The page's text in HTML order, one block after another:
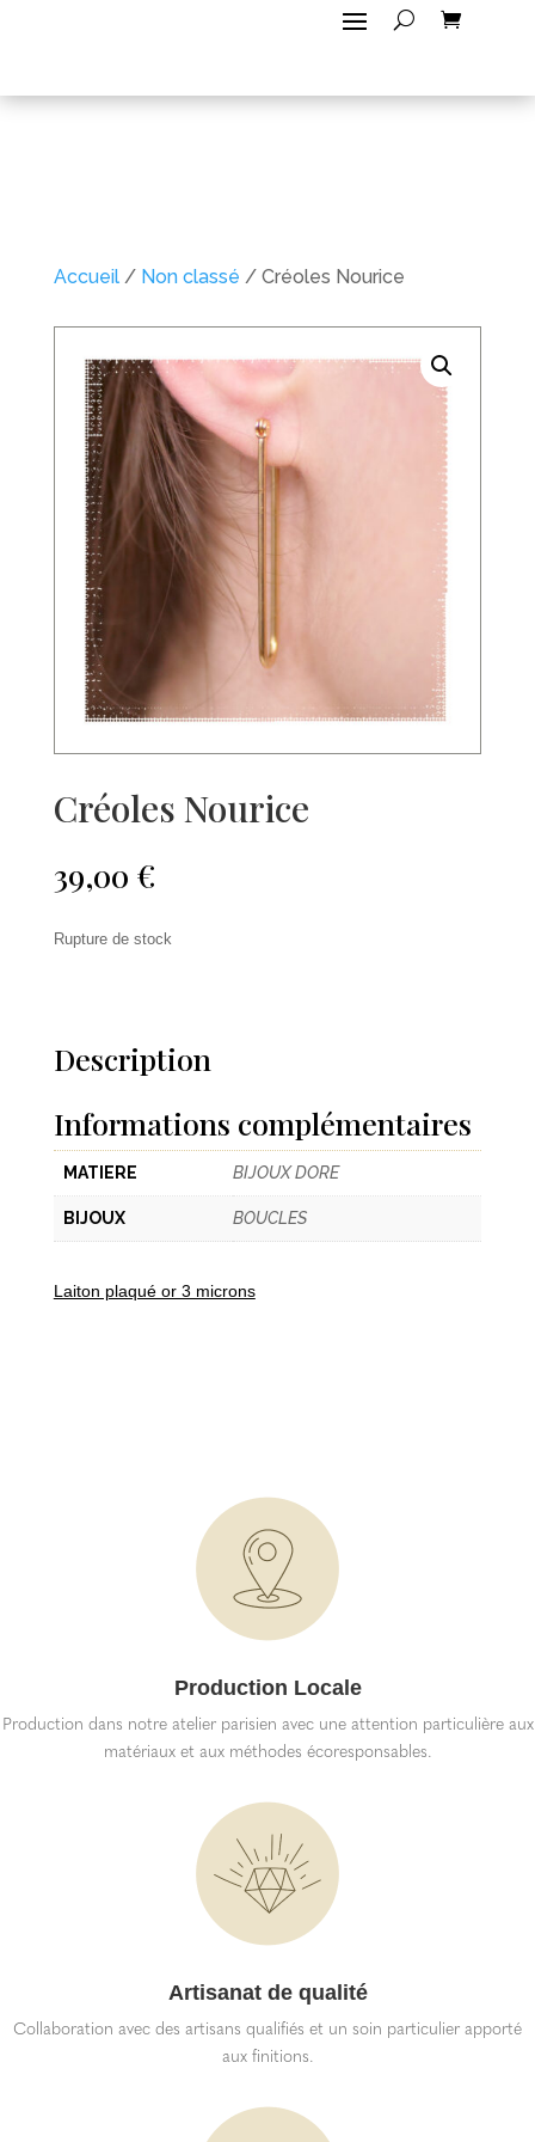
Accueil/ Non classé / Créoles Nourice
Créoles Nourice
39,00 €
Rupture de stock
Description
Informations complémentaires
MATIERE BIJOUX DORE
BIJOUX BOUCLES
Laiton plaqué or 3 microns
Production Locale
Production dans notre atelier parisien avec une attention particulière aux
matériaux et aux méthodes écoresponsables.
Artisanat de qualité
Collaboration avec des artisans qualifiés et un soin particulier apporté
aux finitions.